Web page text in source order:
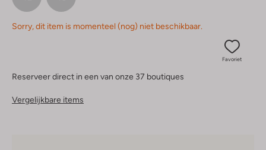
Sorry, dit item is momenteel (nog) niet beschikbaar.
Favoriet
Reserveer direct in een van onze 37 boutiques
Vergelijkbare items